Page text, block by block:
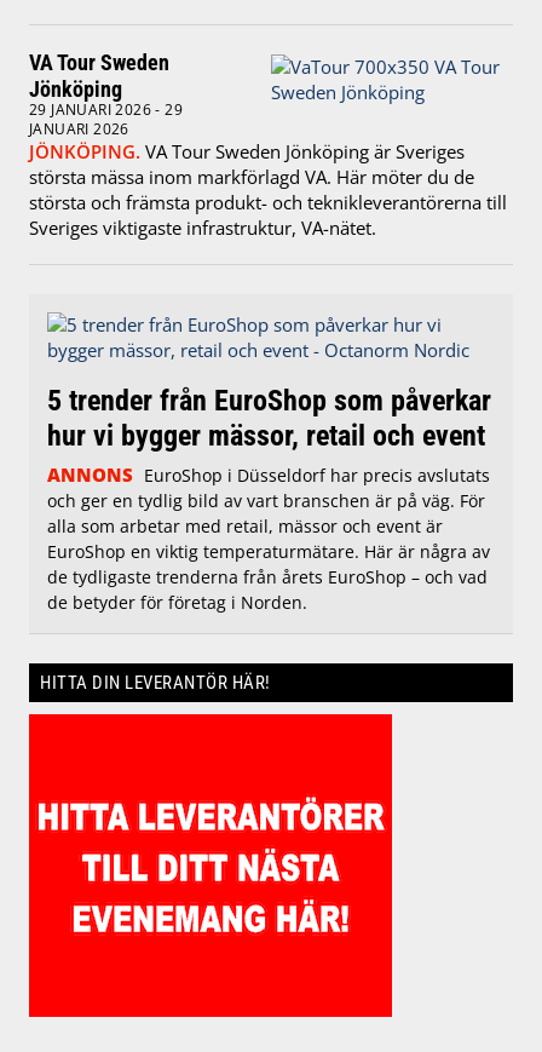
VA Tour Sweden
Jönköping
29 JANUARI 2026 - 29
JANUARI 2026
JÖNKÖPING. VA Tour Sweden Jönköping är Sveriges
största mässa inom markförlagd VA. Här möter du de
största och främsta produkt- och teknikleverantörerna till
Sveriges viktigaste infrastruktur, VA-nätet.
5 trender från EuroShop som påverkar
hur vi bygger mässor, retail och event
ANNONS EuroShop i Düsseldorf har precis avslutats
och ger en tydlig bild av vart branschen är på väg. För
alla som arbetar med retail, mässor och event är
EuroShop en viktig temperaturmätare. Här är några av
de tydligaste trenderna från årets EuroShop – och vad
de betyder för företag i Norden.
HITTA DIN LEVERANTÖR HÄR!